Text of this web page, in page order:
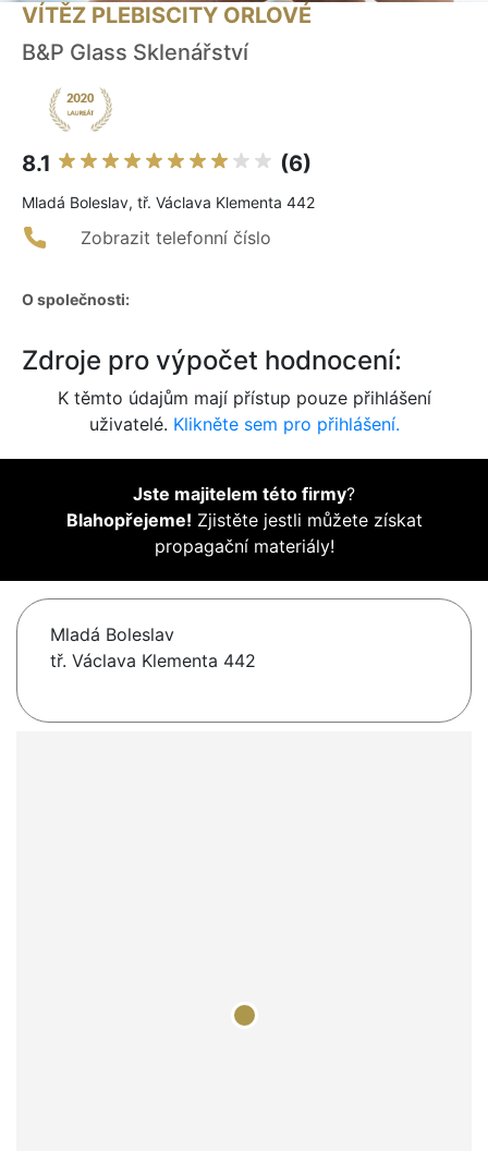
VÍTĚZ PLEBISCITY ORLOVÉ
B&P Glass Sklenářství
8.1 (6)
Mladá Boleslav, tř. Václava Klementa 442
Zobrazit telefonní číslo
O společnosti:
Zdroje pro výpočet hodnocení:
K těmto údajům mají přístup pouze přihlášení
uživatelé. Klikněte sem pro přihlášení.
Jste majitelem této firmy?
Blahopřejeme! Zjistěte jestli můžete získat
propagační materiály!
Mladá Boleslav
tř. Václava Klementa 442